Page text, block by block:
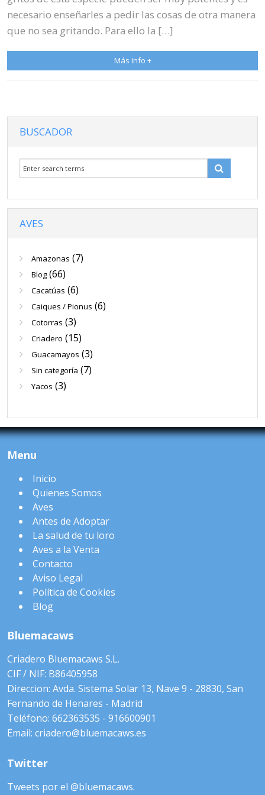
necesario enseñarles a pedir las cosas de otra manera
que no sea gritando. Para ello la […]
Más Info +
BUSCADOR
AVES
Amazonas (7)
Blog (66)
Cacatúas (6)
Caiques / Pionus (6)
Cotorras (3)
Criadero (15)
Guacamayos (3)
Sin categoría (7)
Yacos (3)
Menu
Inicio
Quienes Somos
Aves
Antes de Adoptar
La salud de tu loro
Aves a la Venta
Contacto
Aviso Legal
Política de Cookies
Blog
Bluemacaws
Criadero Bluemacaws S.L.
CIF / NIF: B86405958
Direccion: Avda. Sistema Solar 13, Nave 9 - 28830, San
Fernando de Henares - Madrid
Teléfono: 662363535 - 916600901
Email: criadero@bluemacaws.es
Twitter
Tweets por el @bluemacaws.